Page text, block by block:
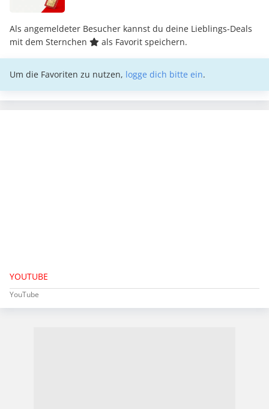
Als angemeldeter Besucher kannst du deine Lieblings-Deals
mit dem Sternchen
als Favorit speichern.
Um die Favoriten zu nutzen, logge dich bitte ein.
YOUTUBE
YouTube